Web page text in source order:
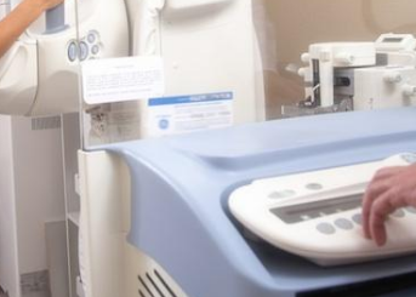
Fortes chaleurs : pourquoi
le risque de noyade
grimpe-t-il ?
Le Viagra pourrait-il freiner
la propagation du cancer ?
Pourquoi manger moins de
protéines pourrait
finalement être bénéfique